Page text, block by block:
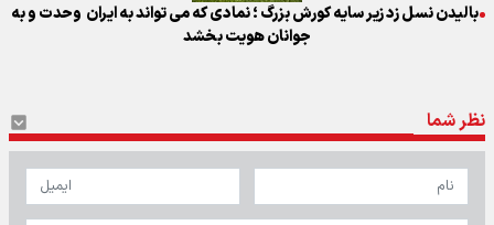
بالیدن نسل زد زیر سایه کورش بزرگ ؛ نمادی که می تواند به ایران وحدت و به
جوانان هویت بخشد
نظر شما